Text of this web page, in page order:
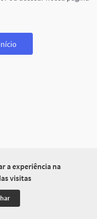
a experiência na
visitas